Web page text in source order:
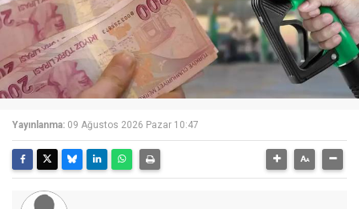
Yayınlanma: 09 Ağustos 2026 Pazar 10:47